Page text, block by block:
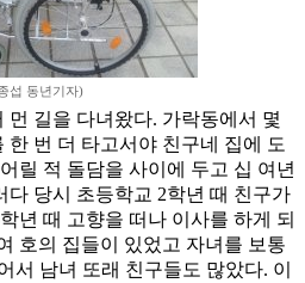
섭 동년기자)
먼 길을 다녀왔다. 가락동에서 몇
한 번 더 타고서야 친구네 집에 도
릴 적 돌담을 사이에 두고 십 여년
다 당시 초등학교 2학년 때 친구가
년 때 고향을 떠나 이사를 하게 되
호의 집들이 있었고 자녀를 보통
서 남녀 또래 친구들도 많았다. 이